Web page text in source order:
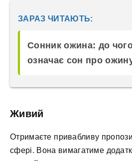
ЗАРАЗ ЧИТАЮТЬ:
Сонник ожина: до
означає сон про
Живий
Отримаєте привабливу
сфері. Вона вимагатиме